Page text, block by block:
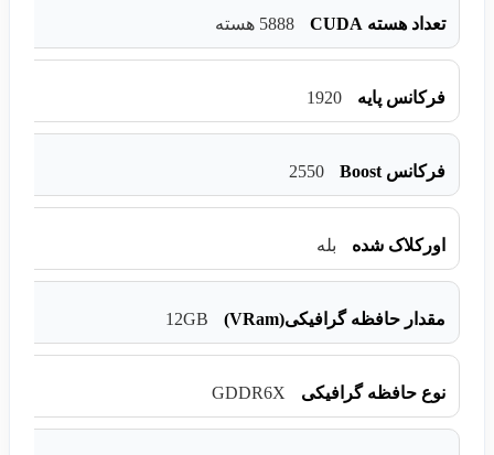
تعداد هسته CUDA 5888 هسته
فرکانس پایه 1920
فرکانس Boost 2550
اورکلاک شده بله
مقدار حافظه گرافیکی(VRam) 12GB
نوع حافظه گرافیکی GDDR6X